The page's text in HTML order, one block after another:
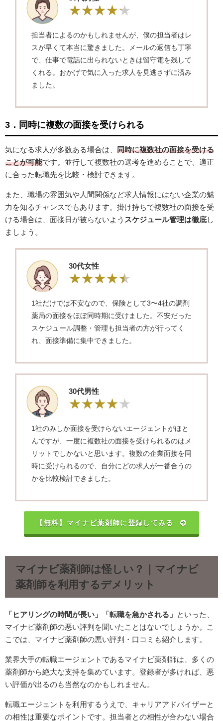
担当者によるのかもしれませんが、僕の担当者はレ
スが早くて本当に驚きました。メールの返信も丁寧
で、仕事で電話に出られないときは留守電を残して
くれる。おかげで気に入った求人を見逃さずに済み
ました。
3．同時に複数の面接を受けられる
気になる求人が多数ある場合は、 同時に複数社の面接を受ける
ことが可能です。並行して複数社の選考を進めることで、適正
に合った転職先を比較・検討できます。
また、職場の雰囲気や人間関係など求人情報にはない企業の魅
力を知るチャンスでもあります。掛け持ちで複数社の面接を受
ける場合は、面接日が被らないよう スケジュール管理は徹底 し
ましょう。
30代女性
1社だけでは不安なので、保険として3〜4社の調剤
薬局の面接をほぼ同時期に受けました。不安だった
スケジュール調整・管理も担当者の方が行ってく
れ、面接準備に集中できました。
30代男性
1社のみしか面接を受けらないエージェントがほと
んですが、一度に複数社の面接を受けられるのはメ
リットでしかないと思います。複数の企業面接を同
時に受けられるので、自分にどの求人が一番合うの
かを比較検討できました。
【無料】マイナビ薬剤師に登録してみる
マイナビ薬剤師は怪しい？｜マイナビ
薬剤師を利用するデメリット
「ヒアリングの時間が長い」「転職を急かされる」
といった、
マイナビ薬剤師の悪い評判を聞いたことはないでしょうか。こ
こでは、マイナビ薬剤師の悪い評判・口コミも紹介します。
業界大手の転職エージェントであるマイナビ薬剤師は、多くの
薬剤師から絶大な支持を集めています。登録者が多ければ、悪
い評価が出るのも当然なのかもしれません。
転職エージェントを利用するうえで、キャリアアドバイザーと
の相性は重要なポイントです。担当者との相性が合わない場合